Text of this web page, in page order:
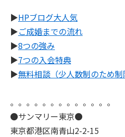
▶HPブログ大人気
▶ご成婚までの流れ
▶8つの強み
▶7つの入会特典
▶無料相談（少人数制のため制
。。。。。。。。。。。。。
●サンマリー東京●
東京都港区南青山2-2-15